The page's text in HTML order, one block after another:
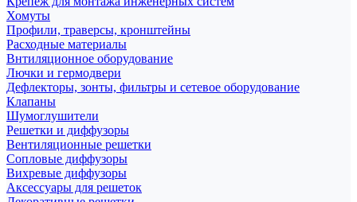
Хомуты
Профили, траверсы, кронштейны
Расходные материалы
Внтиляционное оборудование
Лючки и гермодвери
Дефлекторы, зонты, фильтры и сетевое оборудование
Клапаны
Шумоглушители
Решетки и диффузоры
Вентиляционные решетки
Сопловые диффузоры
Вихревые диффузоры
Аксессуары для решеток